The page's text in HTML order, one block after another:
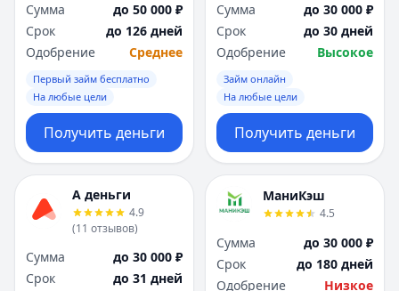
Сумма
до 50 000 ₽
Срок
до 126 дней
Одобрение
Среднее
Первый займ бесплатно
На любые цели
Получить деньги
Сумма
до 30 000 ₽
Срок
до 30 дней
Одобрение
Высокое
Займ онлайн
На любые цели
Получить деньги
А деньги
4.9
(11 отзывов)
Сумма
до 30 000 ₽
Срок
до 31 дней
МаниКэш
4.5
Сумма
до 30 000 ₽
Срок
до 180 дней
Одобрение
Низкое